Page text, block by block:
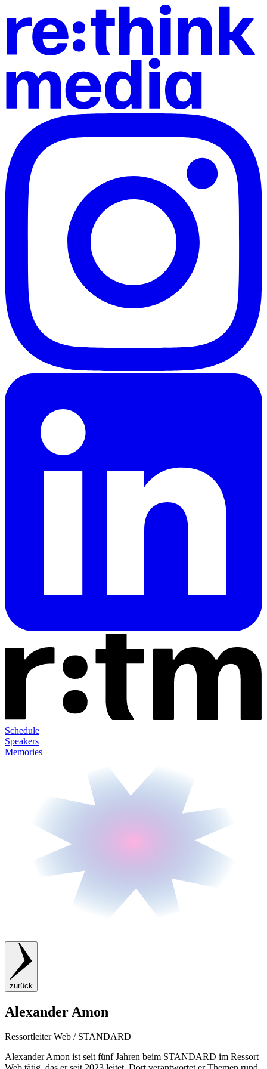
Schedule
Speakers
Memories
zurück
Alexander Amon
Ressortleiter Web / STANDARD
Alexander Amon ist seit fünf Jahren beim STANDARD im Ressort